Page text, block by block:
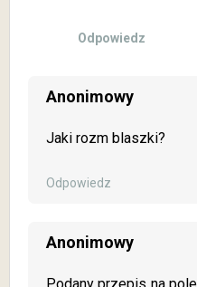
Odpowiedz
Anonimowy
Jaki rozm blaszki?
Odpowiedz
Anonimowy